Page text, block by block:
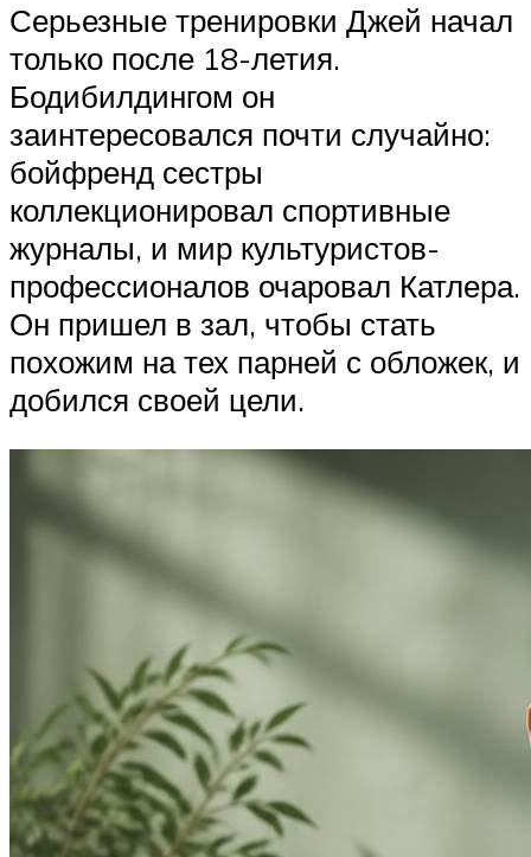
Серьезные тренировки Джей начал
только после 18-летия.
Бодибилдингом он
заинтересовался почти случайно:
бойфренд сестры
коллекционировал спортивные
журналы, и мир культуристов-
профессионалов очаровал Катлера.
Он пришел в зал, чтобы стать
похожим на тех парней с обложек, и
добился своей цели.